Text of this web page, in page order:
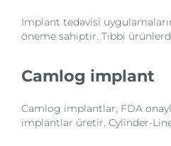
Implant tedavisi
öneme sahiptir. Tıbbi
Camlog implant
Camlog implantlar, FDA
implantlar üretir. Cylinder-